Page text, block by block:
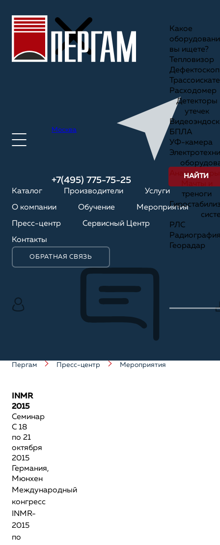
Москва
+7(495) 775-75-25
Каталог Производители Услуги
О компании Обучение Мероприятия
Пресс-центр Сервисный Центр
Контакты
ОБРАТНАЯ СВЯЗЬ
Какое
вы ищете?
Тепловизор
Дефектоскоп
Расходомер
Детекторы
утечек
БПЛА
УФ-камера
Анализаторы
треноги
РЛС
Георадар
НАЙТИ
Пергам Пресс-центр Мероприятия
INMR
2015
Семинар
С 18
по 21
октября
2015
Германия,
Мюнхен
Международный
конгресс
INMR-
2015
по